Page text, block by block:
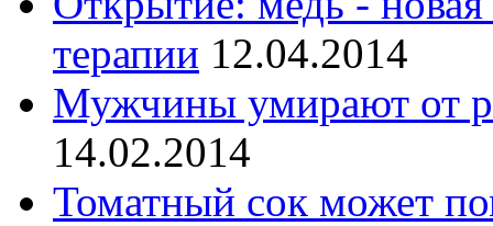
терапии 12.04.2014
Мужчины умирают от
14.02.2014
Томатный сок может